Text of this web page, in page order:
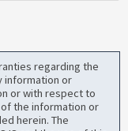
regarding the
information or
or with respect to
the information or
herein. The